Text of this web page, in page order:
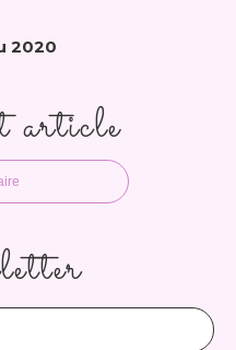
2020
article